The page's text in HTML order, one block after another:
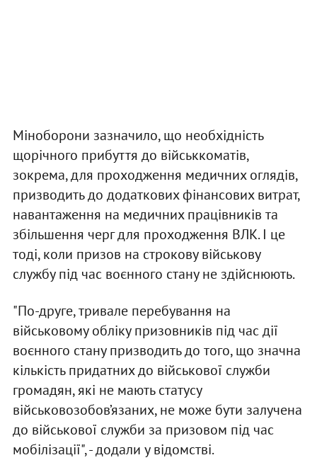
Міноборони зазначило, що необхідність
щорічного прибуття до військкоматів,
зокрема, для проходження медичних оглядів,
призводить до додаткових фінансових витрат,
навантаження на медичних працівників та
збільшення черг для проходження ВЛК. І це
тоді, коли призов на строкову військову
службу під час воєнного стану не здійснюють.
"По-друге, тривале перебування на
військовому обліку призовників під час дії
воєнного стану призводить до того, що значна
кількість придатних до військової служби
громадян, які не мають статусу
військовозобов’язаних, не може бути залучена
до військової служби за призовом під час
мобілізації", - додали у відомстві.